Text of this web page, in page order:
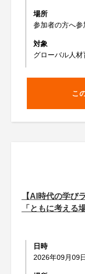
場所
参加者の方へ
対象
グローバル人
こ
【AI時代の学び
「ともに考える
日時
2026年09月09